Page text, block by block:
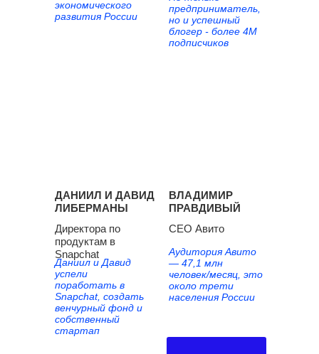
предприниматель,
но и успешный
блогер - более 4М
подписчиков
экономического
развития России
Директора по
продуктам в
Snapchat
ДАНИИЛ И ДАВИД
ЛИБЕРМАНЫ
СЕО Авито
ВЛАДИМИР
ПРАВДИВЫЙ
Аудитория Авито
— 47,1 млн
человек/месяц, это
около трети
населения России
Даниил и Давид
успели
поработать в
Snapchat, создать
венчурный фонд и
собственный
стартап